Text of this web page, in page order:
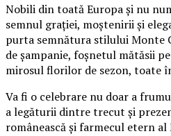
Nobili din toată Europa și nu
semnul grației, moștenirii și
purta semnătura stilului Monte
de șampanie, foșnetul mătăsii
mirosul florilor de sezon, toate
Va fi o celebrare nu doar a
a legăturii dintre trecut și
românească și farmecul etern